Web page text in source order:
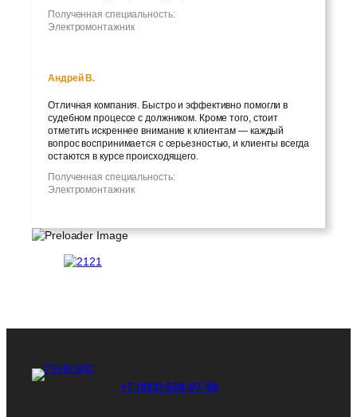
Полученная специальность:
Электромонтажник
Андрей В.
Отличная компания. Быстро и эффективно помогли в
судебном процессе с должником. Кроме того, стоит
отметить искреннее внимание к клиентам — каждый
вопрос воспринимается с серьезностью, и клиенты всегда
остаются в курсе происходящего.
Полученная специальность:
Электромонтажник
+7 (922) 528-07-56